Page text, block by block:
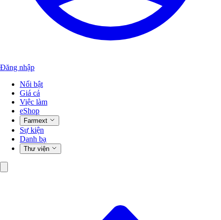
Đăng nhập
Nổi bật
Giá cả
Việc làm
eShop
Farmext
Sự kiện
Danh bạ
Thư viện